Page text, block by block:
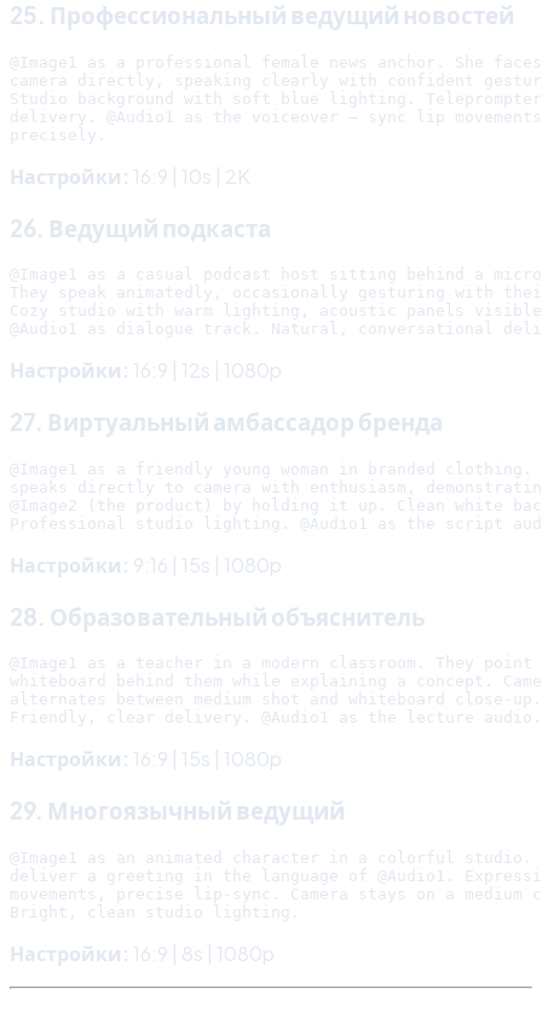
25. Профессиональный ведущий новостей
@Image1 as a professional female news anchor. She
camera directly, speaking clearly with confident
Studio background with soft blue lighting.
delivery. @Audio1 as the voiceover — sync lip movements
Настройки: 16:9 | 10s | 2K
26. Ведущий подкаста
@Image1 as a casual podcast host sitting behind a
They speak animatedly, occasionally gesturing with
Cozy studio with warm lighting, acoustic panels
Настройки: 16:9 | 12s | 1080p
27. Виртуальный амбассадор бренда
@Image1 as a friendly young woman in branded clothing.
speaks directly to camera with enthusiasm,
@Image2 (the product) by holding it up. Clean white
Настройки: 9:16 | 15s | 1080p
28. Образовательный объяснитель
@Image1 as a teacher in a modern classroom. They
whiteboard behind them while explaining a concept.
alternates between medium shot and whiteboard close-up.
Настройки: 16:9 | 15s | 1080p
29. Многоязычный ведущий
@Image1 as an animated character in a colorful studio.
deliver a greeting in the language of @Audio1.
movements, precise lip-sync. Camera stays on a medium
Настройки: 16:9 | 8s | 1080p